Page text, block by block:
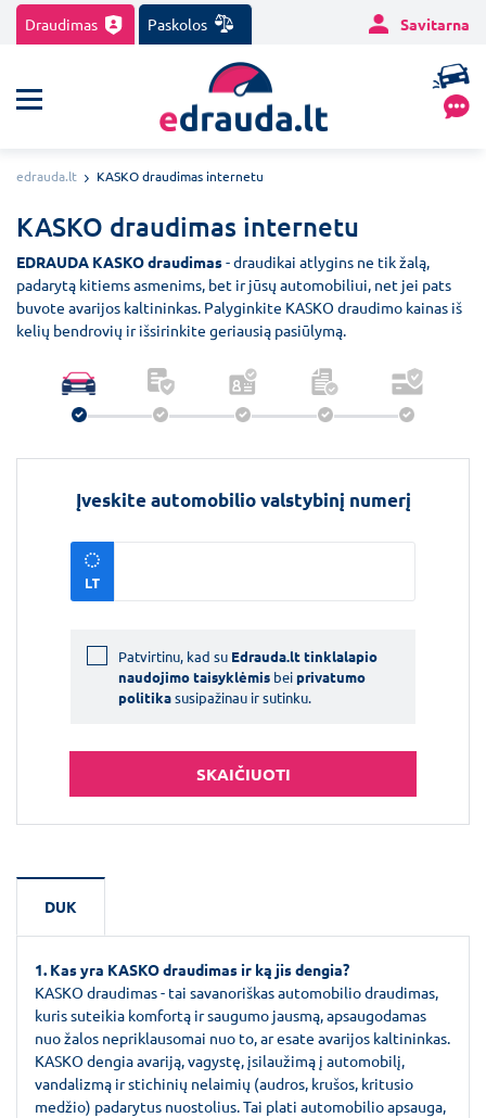
Draudimas Paskolos Savitarna
edrauda.lt KASKO draudimas internetu
KASKO draudimas internetu
EDRAUDA KASKO draudimas- draudikai atlygins ne tik žalą,
padarytą kitiems asmenims, bet ir jūsų automobiliui, net jei pats
buvote avarijos kaltininkas. Palyginkite KASKO draudimo kainas iš
kelių bendrovių ir išsirinkite geriausią pasiūlymą.
Įveskite automobilio valstybinį numerį
Patvirtinu, kad su Edrauda.lt tinklalapio
naudojimo taisyklėmis bei privatumo
politikasusipažinau ir sutinku.
SKAIČIUOTI
DUK
1. Kas yra KASKO draudimas ir ką jis dengia?
KASKO draudimas - tai savanoriškas automobilio draudimas,
kuris suteikia komfortą ir saugumo jausmą, apsaugodamas
nuo žalos nepriklausomai nuo to, ar esate avarijos kaltininkas.
KASKO dengia avariją, vagystę, įsilaužimą į automobilį,
vandalizmą ir stichinių nelaimių (audros, krušos, kritusio
medžio) padarytus nuostolius. Tai plati automobilio apsauga,